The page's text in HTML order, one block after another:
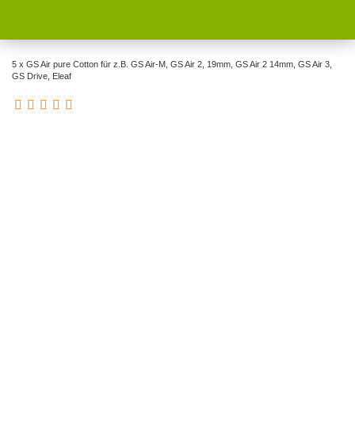
5 x GS Air pure Cotton für z.B. GS Air-M, GS Air 2, 19mm, GS Air 2 14mm, GS Air 3,
GS Drive, Eleaf